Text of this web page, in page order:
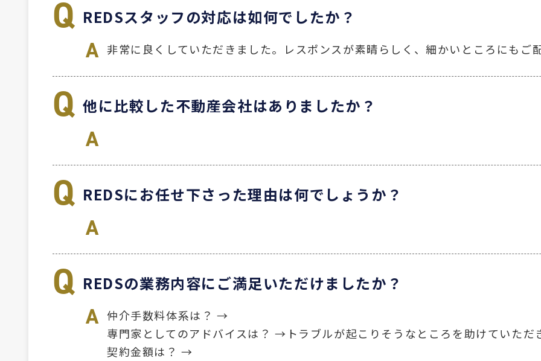
REDSスタッフの対応は如何でしたか？
非常に良くしていただきました。レスポンスが素晴らしく、細かいところにもご
他に比較した不動産会社はありましたか？
REDSにお任せ下さった理由は何でしょうか？
REDSの業務内容にご満足いただけましたか？
仲介手数料体系は？ →
専門家としてのアドバイスは？ → トラブルが起こりそうなところを助けていただ
契約金額は？ →